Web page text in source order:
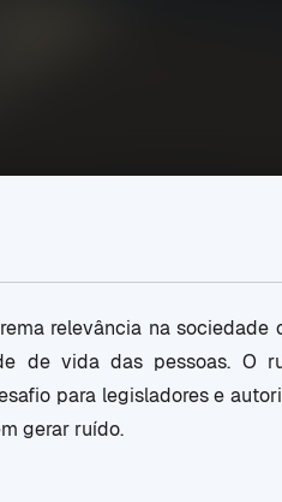
relevância na
de vida das pessoas. O
para legisladores e
gerar ruído.